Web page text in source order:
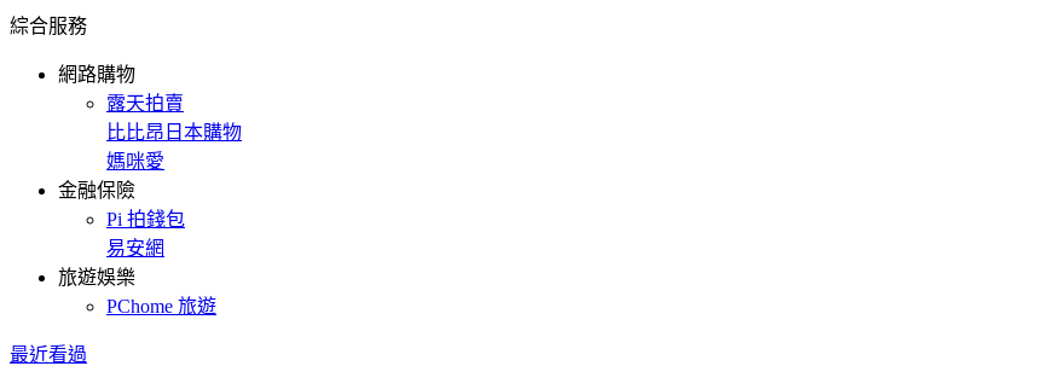
綜合服務
網路購物
露天拍賣
比比昂日本購物
媽咪愛
金融保險
Pi 拍錢包
易安網
旅遊娛樂
PChome 旅遊
最近看過